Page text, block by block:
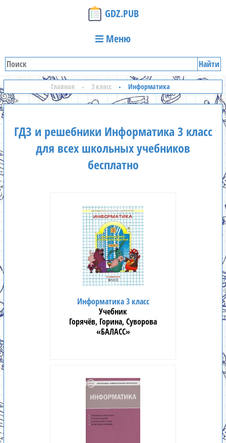
GDZ.PUB
Меню
Найти
Главная 3 класс Информатика
ГДЗ и решебники Информатика 3 класс
для всех школьных учебников
бесплатно
Информатика 3 класс
Учебник
Горячёв, Горина, Суворова
«БАЛАСС»